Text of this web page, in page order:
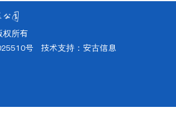
所有
号 技术支持： 安古信息